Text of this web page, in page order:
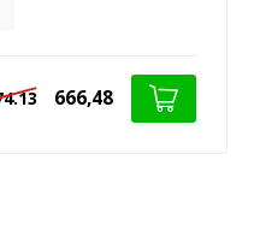
666,48